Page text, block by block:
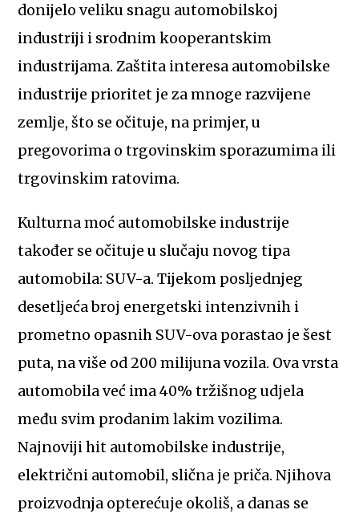
donijelo veliku snagu automobilskoj
industriji i srodnim kooperantskim
industrijama. Zaštita interesa automobilske
industrije prioritet je za mnoge razvijene
zemlje, što se očituje, na primjer, u
pregovorima o trgovinskim sporazumima ili
trgovinskim ratovima.
Kulturna moć automobilske industrije
također se očituje u slučaju novog tipa
automobila: SUV-a. Tijekom posljednjeg
desetljeća broj energetski intenzivnih i
prometno opasnih SUV-ova porastao je šest
puta, na više od 200 milijuna vozila. Ova vrsta
automobila već ima 40% tržišnog udjela
među svim prodanim lakim vozilima.
Najnoviji hit automobilske industrije,
električni automobil, slična je priča. Njihova
proizvodnja opterećuje okoliš, a danas se